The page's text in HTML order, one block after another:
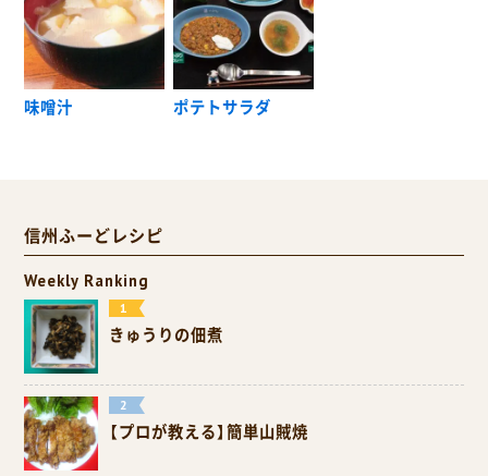
味噌汁 ポテトサラダ
信州ふーどレシピ
Weekly Ranking
きゅうりの佃煮
【プロが教える】簡単山賊焼